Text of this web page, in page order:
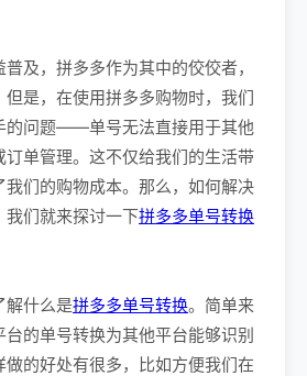
及，拼多多作为其中的佼佼者，
但是，在使用拼多多购物时，我们
的问题——单号无法直接用于其他
单管理。这不仅给我们的生活带
们的购物成本。那么，如何解决
我们就来探讨一下拼多多单号转换
解什么是拼多多单号转换。简单来
的单号转换为其他平台能够识别
的好处有很多，比如方便我们在